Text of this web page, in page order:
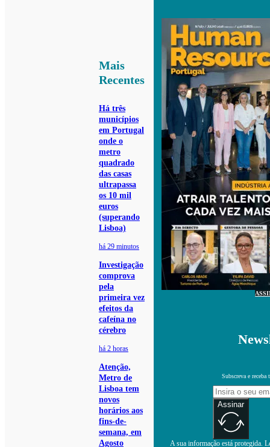
Mais
Recentes
Há três
municípios
em Portugal
onde o
metro
quadrado
das casas
ultrapassa
os 10 mil
euros
(superando
Lisboa)
há 29 minutos
Investigação
comprova
pela
primeira vez
efeitos da
cafeína no
cérebro
há 2 horas
Atenção,
Metro de
Lisboa tem
novos
horários aos
fins-de-
semana, em
Agosto
Subscreva e receba
Assinar
A sua informação está protegida.